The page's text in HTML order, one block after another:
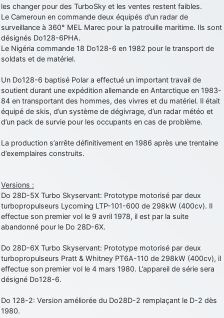
les photo des anciens appareils de l'armée de l'air de la haute -volta
d9pouces: Ça me casse quand même bien les pieds, j’avoue
jericho: Pour moi tout est à nouveau OK dirait-on… Merci à toi.
d9pouces
: En espérant n’avoir coupé les accessoires de personne
d9pouces: j'ai trouvé un palliatif un peu violent, mais ça devrait aller
un peu mieux
d9pouces: cette fois, c'est le Brésil et Singapour qui mettent le site
par terre
d9pouces: Désolé ! Mon filtrage a été un peu trop violent
tout voir
les changer pour des TurboSky et les ventes restent faibles.
Le Cameroun en commande deux équipés d’un radar de
surveillance à 360° MEL Marec pour la patrouille maritime. Ils sont
désignés Do128-6PHA.
Le Nigéria commande 18 Do128-6 en 1982 pour le transport de
soldats et de matériel.
Un Do128-6 baptisé Polar a effectué un important travail de
soutient durant une expédition allemande en Antarctique en 1983-
84 en transportant des hommes, des vivres et du matériel. Il était
équipé de skis, d’un système de dégivrage, d’un radar météo et
d’un pack de survie pour les occupants en cas de problème.
La production s’arrête définitivement en 1986 après une trentaine
d’exemplaires construits.
Versions :
Do 28D-5X Turbo Skyservant: Prototype motorisé par deux
turbopropulseurs Lycoming LTP-101-600 de 298kW (400cv). Il
effectue son premier vol le 9 avril 1978, il est par la suite
abandonné pour le Do 28D-6X.
Do 28D-6X Turbo Skyservant: Prototype motorisé par deux
turbopropulseurs Pratt & Whitney PT6A-110 de 298kW (400cv), il
effectue son premier vol le 4 mars 1980. L’appareil de série sera
désigné Do128-6.
Do 128-2: Version améliorée du Do28D-2 remplaçant le D-2 dès
1980.